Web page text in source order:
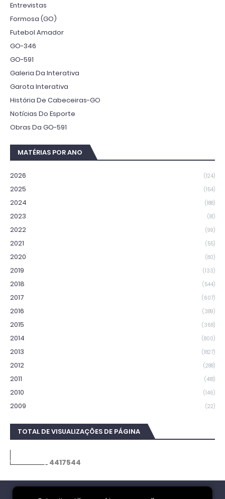
Entrevistas
Formosa (GO)
Futebol Amador
GO-346
GO-591
Galeria Da Interativa
Garota Interativa
História De Cabeceiras-GO
Notícias Do Esporte
Obras Da GO-591
MATÉRIAS POR ANO
2026 (124)
2025 (154)
2024 (188)
2023 (81)
2022 (99)
2021 (55)
2020 (80)
2019 (133)
2018 (544)
2017 (607)
2016 (389)
2015 (368)
2014 (800)
2013 (1827)
2012 (288)
2011 (418)
2010 (146)
2009 (22)
TOTAL DE VISUALIZAÇÕES DE PÁGINA
4417544